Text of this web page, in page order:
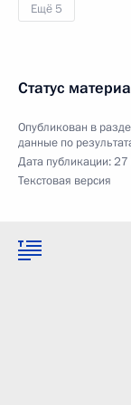
Ещё 5
Статус
Опубликован в
данные по
Дата публикации:27
Текстовая версия